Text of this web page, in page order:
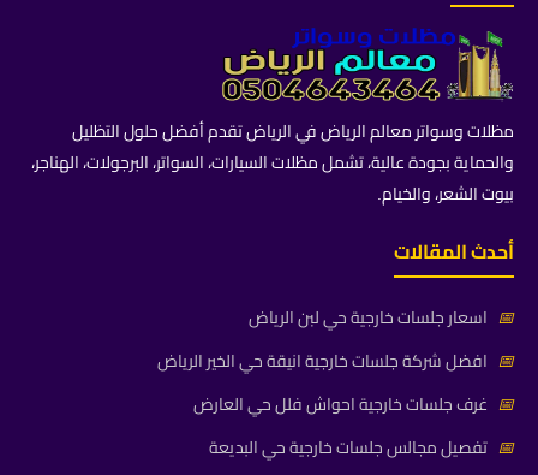
مظلات وسواتر معالم الرياض في الرياض تقدم أفضل حلول التظليل
والحماية بجودة عالية، تشمل مظلات السيارات، السواتر، البرجولات، الهناجر،
بيوت الشعر، والخيام.
أحدث المقالات
📅 اسعار جلسات خارجية حي لبن الرياض
📅 افضل شركة جلسات خارجية انيقة حي الخير الرياض
📅 غرف جلسات خارجية احواش فلل حي العارض
📅 تفصيل مجالس جلسات خارجية حي البديعة